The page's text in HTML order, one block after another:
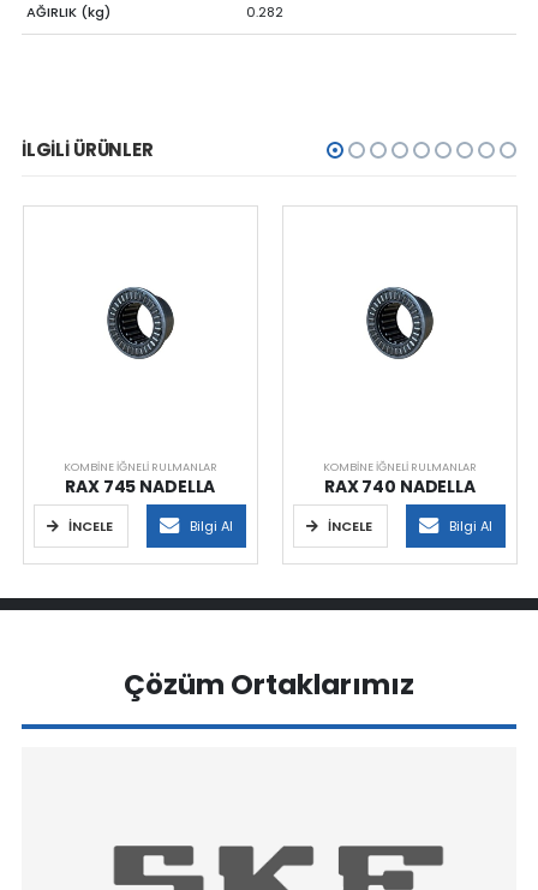
AĞIRLIK (kg) 0.282
İLGILI ÜRÜNLER
KOMBINE İĞNELI RULMANLAR
RAX 745 NADELLA
İNCELE Bilgi Al
KOMBINE İĞNELI RULMANLAR
RAX 740 NADELLA
İNCELE Bilgi Al
Çözüm Ortaklarımız